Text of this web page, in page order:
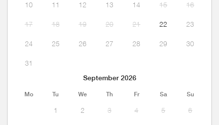
10 11 12 13 14 15 16
17 18 19 20 21 22 23
24 25 26 27 28 29 30
31
September 2026
Mo Tu We Th Fr Sa Su
1 2 3 4 5 6